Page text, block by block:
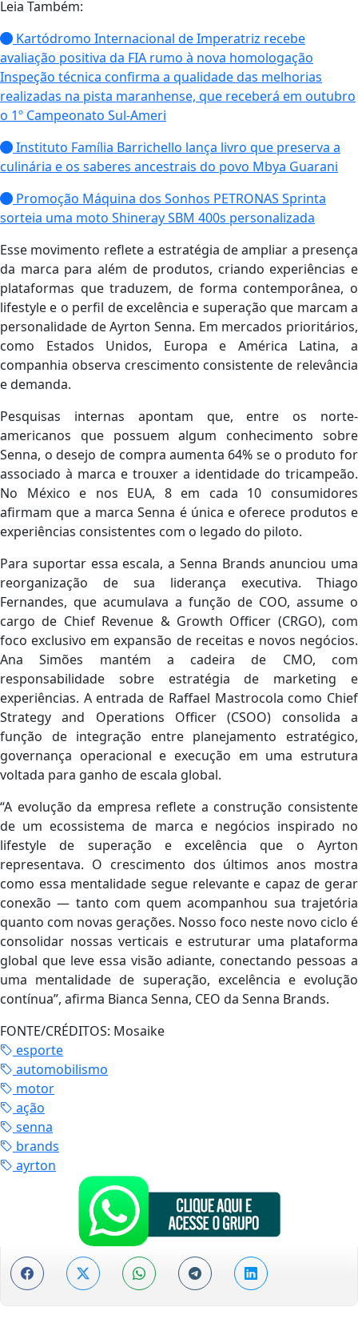
Leia Também:
Kartódromo Internacional de Imperatriz recebe
avaliação positiva da FIA rumo à nova homologação
Inspeção técnica confirma a qualidade das melhorias
realizadas na pista maranhense, que receberá em outubro
o 1º Campeonato Sul-Ameri
Instituto Família Barrichello lança livro que preserva a
culinária e os saberes ancestrais do povo Mbya Guarani
Promoção Máquina dos Sonhos PETRONAS Sprinta
sorteia uma moto Shineray SBM 400s personalizada
Esse movimento reflete a estratégia de ampliar a presença
da marca para além de produtos, criando experiências e
plataformas que traduzem, de forma contemporânea, o
lifestyle e o perfil de excelência e superação que marcam a
personalidade de Ayrton Senna. Em mercados prioritários,
como Estados Unidos, Europa e América Latina, a
companhia observa crescimento consistente de relevância
e demanda.
Pesquisas internas apontam que, entre os norte-
americanos que possuem algum conhecimento sobre
Senna, o desejo de compra aumenta 64% se o produto for
associado à marca e trouxer a identidade do tricampeão.
No México e nos EUA, 8 em cada 10 consumidores
afirmam que a marca Senna é única e oferece produtos e
experiências consistentes com o legado do piloto.
Para suportar essa escala, a Senna Brands anunciou uma
reorganização de sua liderança executiva. Thiago
Fernandes, que acumulava a função de COO, assume o
cargo de Chief Revenue & Growth Officer (CRGO), com
foco exclusivo em expansão de receitas e novos negócios.
Ana Simões mantém a cadeira de CMO, com
responsabilidade sobre estratégia de marketing e
experiências. A entrada de Raffael Mastrocola como Chief
Strategy and Operations Officer (CSOO) consolida a
função de integração entre planejamento estratégico,
governança operacional e execução em uma estrutura
voltada para ganho de escala global.
“A evolução da empresa reflete a construção consistente
de um ecossistema de marca e negócios inspirado no
lifestyle de superação e excelência que o Ayrton
representava. O crescimento dos últimos anos mostra
como essa mentalidade segue relevante e capaz de gerar
conexão — tanto com quem acompanhou sua trajetória
quanto com novas gerações. Nosso foco neste novo ciclo é
consolidar nossas verticais e estruturar uma plataforma
global que leve essa visão adiante, conectando pessoas a
uma mentalidade de superação, excelência e evolução
contínua”, afirma Bianca Senna, CEO da Senna Brands.
FONTE/CRÉDITOS: Mosaike
esporte
automobilismo
motor
ação
senna
brands
ayrton